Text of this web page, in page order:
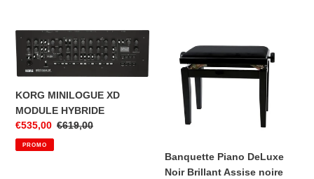
KORG
MINILOGUE
XD
HYBRIDE
KORG MINILOGUE XD
MODULE HYBRIDE
Prix
réduit
€535,00 Prix
€619,00
PROMO
Piano
DeLuxe
Noir
Brillant
Assise
Banquette Piano DeLuxe
Noir Brillant Assise noire